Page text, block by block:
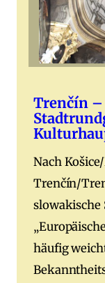
Trenčín
Nach
Trenčín/
slowakische
häufig